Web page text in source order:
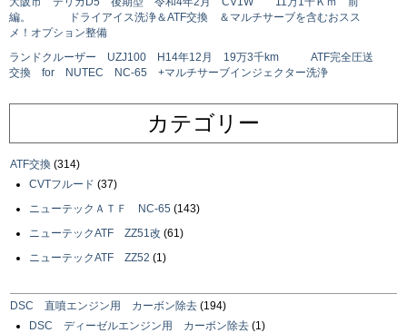
編。 ドライアイス洗浄＆ATF交換 ＆マルチサーブを含むおスス
メ！オプション整備
ランドクルーザー UZJ100 H14年12月 19万3千km ATF完全圧送
交換 for NUTEC NC-65 +マルチサーブインジェクター洗浄
カテゴリー
ATF交換 (314)
CVTフルード (37)
ニューテックＡＴＦ NC-65 (143)
ニューテックATF ZZ51改 (61)
ニューテックATF ZZ52 (1)
DSC 直噴エンジン用 カーボン除去 (194)
DSC ディーゼルエンジン用 カーボン除去 (1)